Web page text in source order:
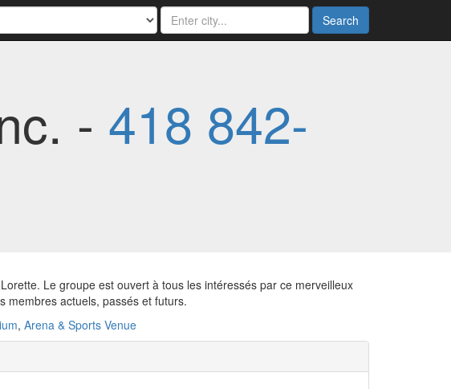
Search
- 418 842-
Le groupe est ouvert à tous les intéressés par ce merveilleux
membres actuels, passés et futurs.
, Arena & Sports Venue